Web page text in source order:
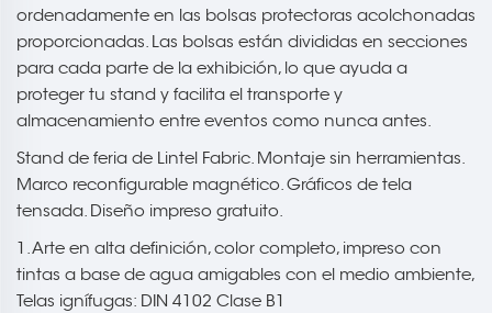
ordenadamente en las bolsas protectoras acolchonadas
proporcionadas. Las bolsas están divididas en secciones
para cada parte de la exhibición, lo que ayuda a
proteger tu stand y facilita el transporte y
almacenamiento entre eventos como nunca antes.
Stand de feria de Lintel Fabric. Montaje sin herramientas.
Marco reconfigurable magnético. Gráficos de tela
tensada. Diseño impreso gratuito.
1. Arte en alta definición, color completo, impreso con
tintas a base de agua amigables con el medio ambiente,
Telas ignífugas: DIN 4102 Clase B1